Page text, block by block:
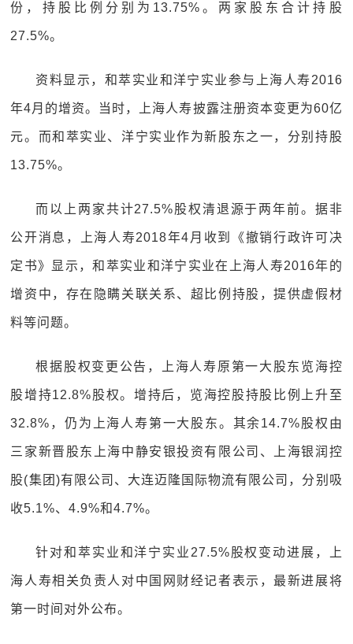
份，持股比例分别为13.75%。两家股东合计持股
27.5%。
资料显示，和萃实业和洋宁实业参与上海人寿2016
年4月的增资。当时，上海人寿披露注册资本变更为60亿
元。而和萃实业、洋宁实业作为新股东之一，分别持股
13.75%。
而以上两家共计27.5%股权清退源于两年前。据非
公开消息，上海人寿2018年4月收到《撤销行政许可决
定书》显示，和萃实业和洋宁实业在上海人寿2016年的
增资中，存在隐瞒关联关系、超比例持股，提供虚假材
料等问题。
根据股权变更公告，上海人寿原第一大股东览海控
股增持12.8%股权。增持后，览海控股持股比例上升至
32.8%，仍为上海人寿第一大股东。其余14.7%股权由
三家新晋股东上海中静安银投资有限公司、上海银润控
股(集团)有限公司、大连迈隆国际物流有限公司，分别吸
收5.1%、4.9%和4.7%。
针对和萃实业和洋宁实业27.5%股权变动进展，上
海人寿相关负责人对中国网财经记者表示，最新进展将
第一时间对外公布。